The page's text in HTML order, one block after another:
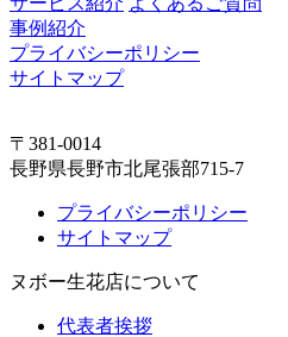
事例紹介
プライバシーポリシー
サイトマップ
〒381-0014
長野県長野市北尾張部715-7
プライバシーポリシー
サイトマップ
ヌボー生花店について
代表者挨拶